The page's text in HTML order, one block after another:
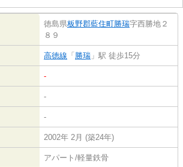
徳島県板野郡藍住町勝瑞字西勝地２
８９
高徳線 「 勝瑞 」駅 徒歩15分
-
-
-
2002年 2月 (築24年)
アパート/軽量鉄骨